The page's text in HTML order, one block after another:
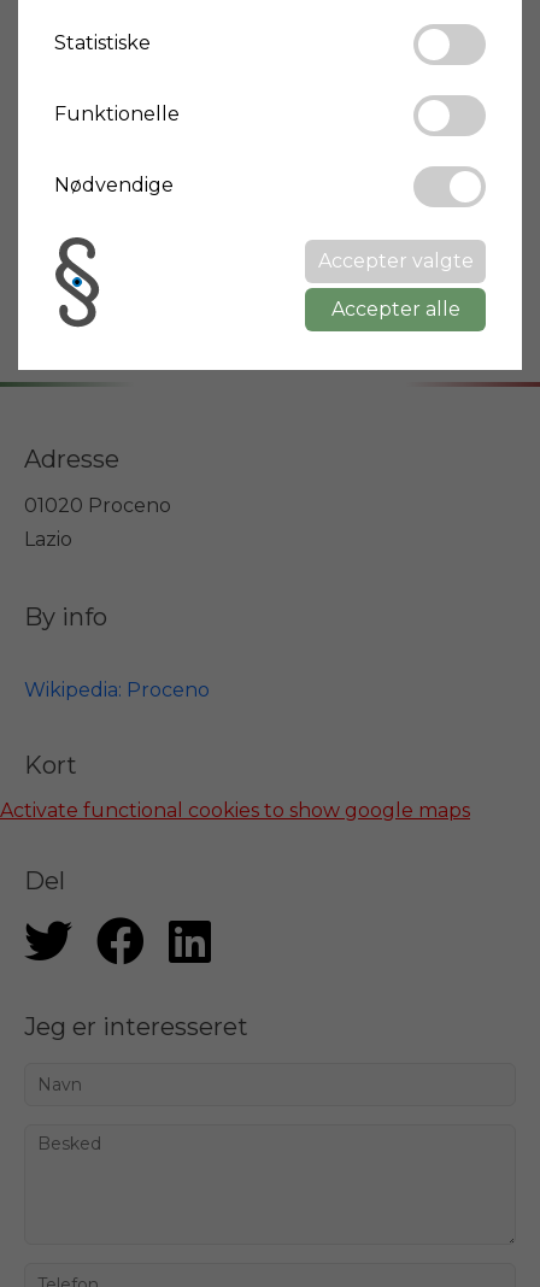
Boligareal
79 m²
Badeværelser
Tilstand
God/beboelig
Energimærke
Terrasse
Adresse
01020 Proceno
Lazio
By info
Wikipedia: Proceno
Kort
Activate functional cookies to show google maps
Del
Jeg er interesseret
Statistiske
Funktionelle
Nødvendige
Accepter valgte
Accepter alle